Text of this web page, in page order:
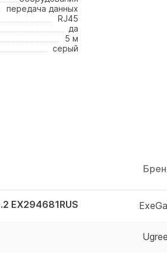
передача данных
RJ45
да
5 м
серый
EX294681RUS